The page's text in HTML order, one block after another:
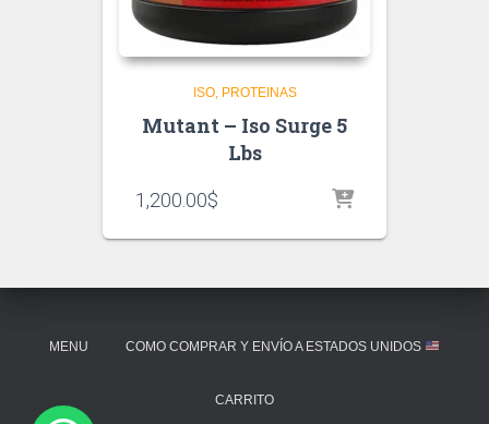
ISO PROTEINAS
Mutant – Iso Surge 5
Lbs
1,200.00$
MENU COMO COMPRAR Y ENVÍO A ESTADOS UNIDOS
CARRITO